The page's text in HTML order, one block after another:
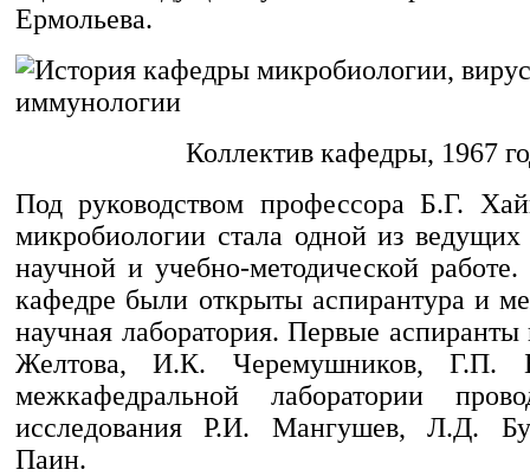
Ермольева.
Коллектив кафедры, 1967
Под руководством профессора Б.Г.
микробиологии стала одной из ведущих
научной и учебно-методической
кафедре были открыты аспирантура и
научная лаборатория. Первые
Желтова, И.К. Черемушников, Г.П.
межкафедральной лаборатории
исследования Р.И. Мангушев, Л.Д.
Паин.